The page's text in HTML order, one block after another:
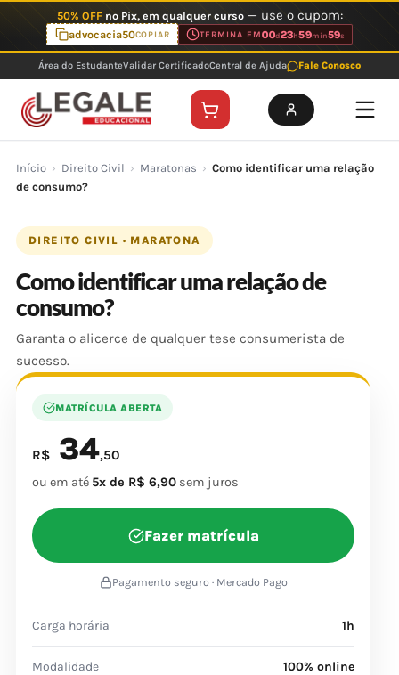
o
conteúdo
50% OFFno Pix, em qualquer curso— use o cupom:
advocacia50COPIAR TERMINA EM00d23h59min59s
Área do EstudanteValidar CertificadoCentral de Ajuda Fale Conosco
Início › Direito Civil › Maratonas › Como identificar uma relação
de consumo?
DIREITO CIVIL · MARATONA
Como identificar uma relação de
consumo?
Garanta o alicerce de qualquer tese consumerista de
sucesso.
MATRÍCULA ABERTA
R$ 34,50
ou em até 5x de R$ 6,90 sem juros
Fazer matrícula
Pagamento seguro · Mercado Pago
Carga horária 1h
Modalidade 100% online